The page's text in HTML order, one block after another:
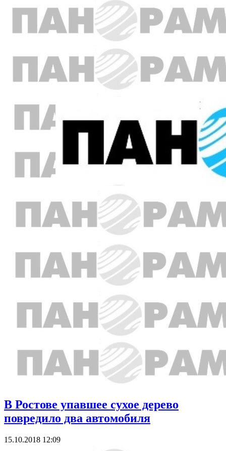
В Ростове упавшее сухое дерево
повредило два автомобиля
15.10.2018 12:09